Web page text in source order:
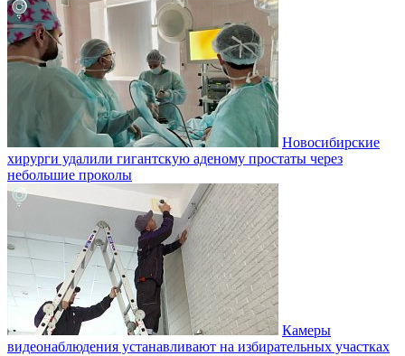
Новосибирские
хирурги удалили гигантскую аденому простаты через
небольшие проколы
Камеры
видеонаблюдения устанавливают на избирательных участках